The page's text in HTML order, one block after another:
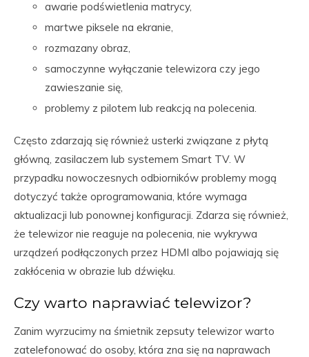
awarie podświetlenia matrycy,
martwe piksele na ekranie,
rozmazany obraz,
samoczynne wyłączanie telewizora czy jego
zawieszanie się,
problemy z pilotem lub reakcją na polecenia.
Często zdarzają się również usterki związane z płytą
główną, zasilaczem lub systemem Smart TV. W
przypadku nowoczesnych odbiorników problemy mogą
dotyczyć także oprogramowania, które wymaga
aktualizacji lub ponownej konfiguracji. Zdarza się również,
że telewizor nie reaguje na polecenia, nie wykrywa
urządzeń podłączonych przez HDMI albo pojawiają się
zakłócenia w obrazie lub dźwięku.
Czy warto naprawiać telewizor?
Zanim wyrzucimy na śmietnik zepsuty telewizor warto
zatelefonować do osoby, która zna się na naprawach